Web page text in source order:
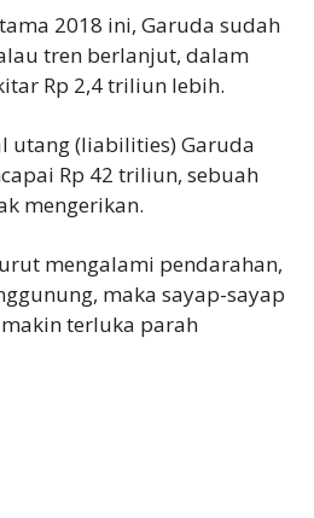
2018 ini, Garuda sudah
tren berlanjut, dalam
Rp 2,4 triliun lebih.
utang (liabilities) Garuda
Rp 42 triliun, sebuah
mengerikan.
mengalami pendarahan,
maka sayap-sayap
terluka parah